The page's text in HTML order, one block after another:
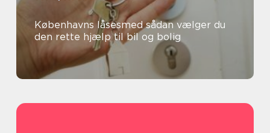
Københavns låsesmed sådan vælger du
den rette hjælp til bil og bolig